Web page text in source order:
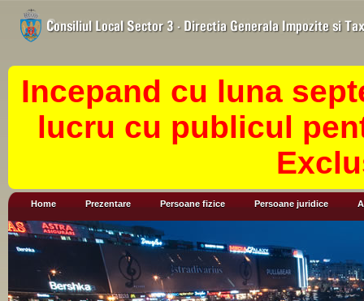
Incepand cu luna
lucru cu publicul
Home Prezentare Persoane fizice Persoane juridice